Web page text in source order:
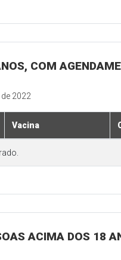
COM
2022
Vacina
ACIMA DOS 18